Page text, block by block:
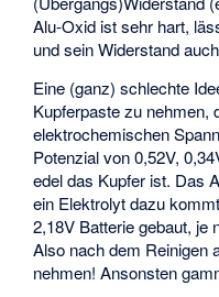
Alu-Oxid ist sehr hart,
und sein Widerstand
Eine (ganz) schlechte
Kupferpaste zu nehmen,
elektrochemischen
Potenzial von 0,52V,
edel das Kupfer ist. Das
ein Elektrolyt dazu
2,18V Batterie gebaut, je
Also nach dem Reinigen
nehmen! Ansonsten